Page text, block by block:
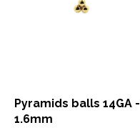
Pyramids balls 14GA -
1.6mm